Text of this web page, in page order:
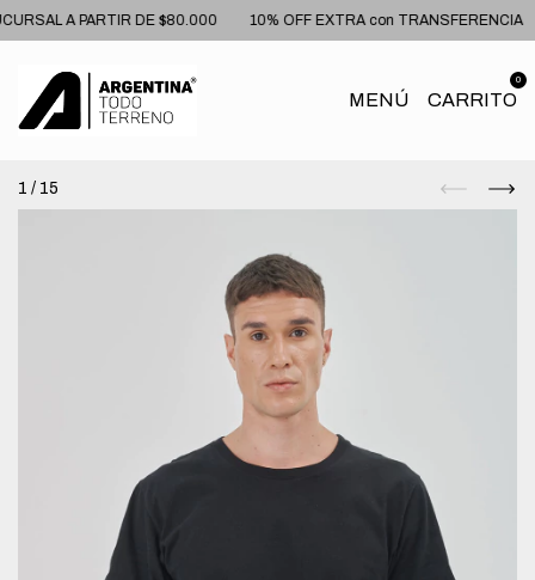
A PARTIR DE $80.000 10% OFF EXTRA con TRANSFERENCIA
MENÚ CARRITO
0
1 / 15